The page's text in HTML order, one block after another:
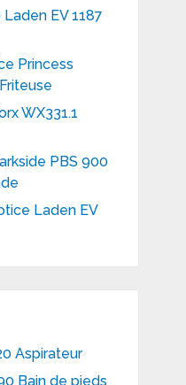
Laden EV 1187
Princess
WX331.1
PBS 900
Laden EV
Aspirateur
Bain de pieds